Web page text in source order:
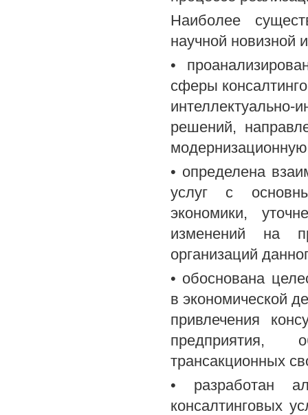
Наиболее
научной новизной
•
сферы
интеллектуально-
решений,
• определена
услуг с
экономики,
изменений на
организаций
• обоснована
в экономической
привлечения
предприятия,
трансакционных
• разработан
консалтинговых